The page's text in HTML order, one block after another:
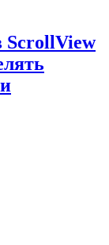
ScrollView